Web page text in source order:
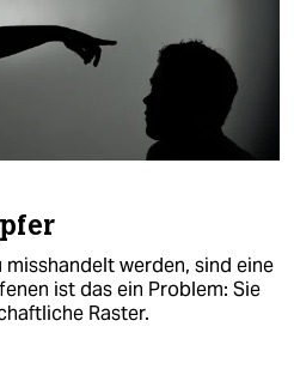
misshandelt werden, sind eine
ist das ein Problem: Sie
Raster.